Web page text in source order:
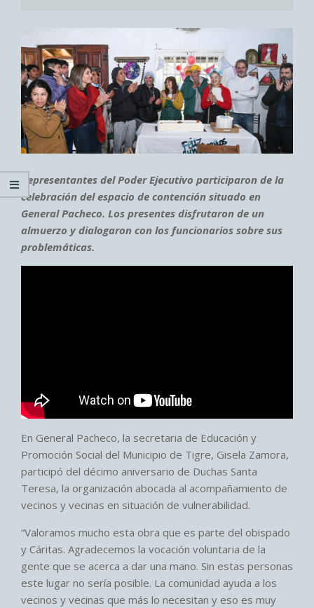
Representantes del Poder Ejecutivo participaron de la
celebración del espacio de contención situado en
General Pacheco. Los presentes disfrutaron de un
almuerzo y dialogaron con los funcionarios sobre sus
problemáticas.
En General Pacheco, la secretaria de Educación y
Promoción Social del Municipio de Tigre, Gisela Zamora,
participó del décimo aniversario de Duchas Santa
Teresa, la organización abocada al acompañamiento de
vecinos y vecinas en situación de vulnerabilidad.
“Valoramos mucho esta obra que es parte del obispado
y Cáritas. Agradecemos la vocación voluntaria de la
gente que se acerca a dar una mano. Sin estas personas
este lugar no sería posible. La comunidad ayuda a los
vecinos y vecinas que más lo necesitan y eso es muy